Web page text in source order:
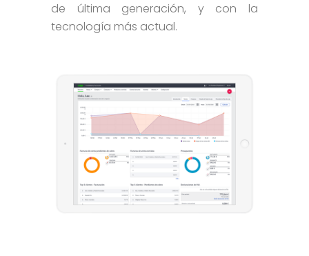
de última generación, y con la
tecnología más actual.